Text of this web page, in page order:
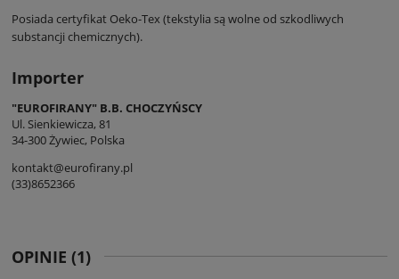
Posiada certyfikat Oeko-Tex (tekstylia są wolne od szkodliwych
substancji chemicznych).
Importer
"EUROFIRANY" B.B. CHOCZYŃSCY
Ul. Sienkiewicza, 81
34-300 Żywiec, Polska
kontakt@eurofirany.pl
(33)8652366
OPINIE (1)